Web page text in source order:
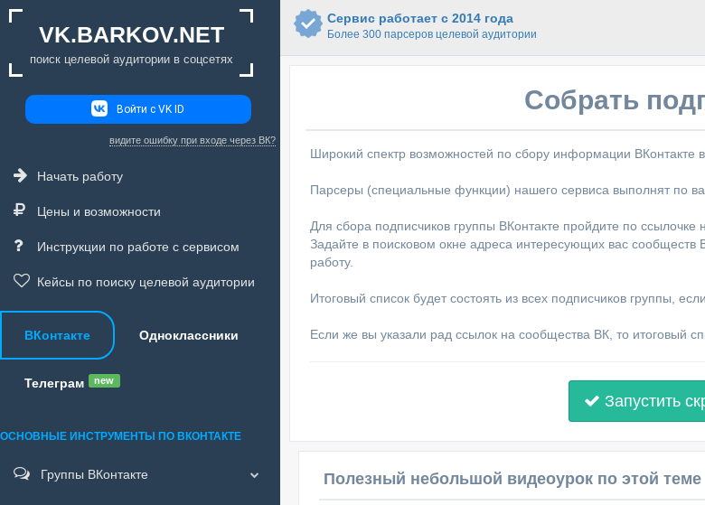
Сервис работает с 2014 года
Более 300 парсеров целевой аудитории
Собрать
Широкий спектр возможностей по сбору информации ВКонтакте
Парсеры (специальные функции) нашего сервиса выполнят по
Для сбора подписчиков группы ВКонтакте пройдите по ссылочке
Задайте в поисковом окне адреса интересующих вас сообществ
работу.
Итоговый список будет состоять из всех подписчиков группы,
Если же вы указали рад ссылок на сообщества ВК, то итоговый
Запустить
Полезный небольшой видеоурок по этой теме
VK.BARKOV.NET
поиск целевой аудитории в соцсетях
Войти с VK ID
видите ошибку при входе через ВК?
Начать работу
Цены и возможности
Инструкции по работе с сервисом
Кейсы по поиску целевой аудитории
ВКонтакте Одноклассники
Телеграм new
ОСНОВНЫЕ ИНСТРУМЕНТЫ ПО ВКОНТАКТЕ
Группы ВКонтакте